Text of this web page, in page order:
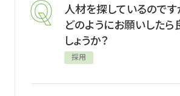
人材を探しているのです
どのようにお願いしたら
しょうか？
採用